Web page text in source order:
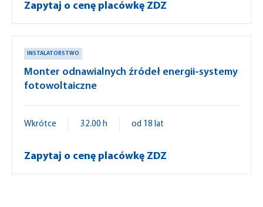
Zapytaj o cenę placówkę ZDZ
INSTALATORSTWO
Monter odnawialnych źródeł energii-systemy
fotowoltaiczne
Wkrótce 32.00 h od 18 lat
Zapytaj o cenę placówkę ZDZ